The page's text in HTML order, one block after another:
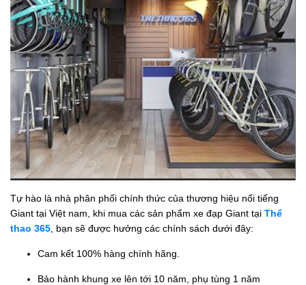
Tự hào là nhà phân phối chính thức của thương hiệu nổi tiếng
Giant tại Việt nam, khi mua các sản phẩm xe đạp Giant tại Thể
thao 365 , bạn sẽ được hưởng các chính sách dưới đây:
Cam kết 100% hàng chính hãng.
Bảo hành khung xe lên tới 10 năm, phụ tùng 1 năm